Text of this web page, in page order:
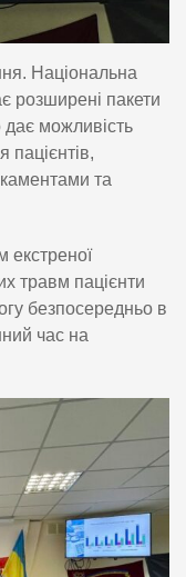
Національна
розширені пакети
дає можливість
пацієнтів,
та
екстреної
травм пацієнти
безпосередньо в
час на